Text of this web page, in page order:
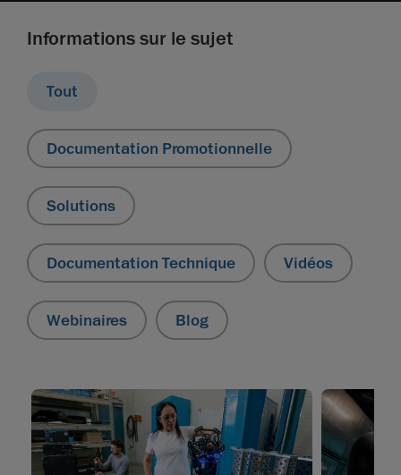
Informations sur le sujet
Tout
Documentation Promotionnelle
Solutions
Documentation Technique Vidéos
Webinaires Blog